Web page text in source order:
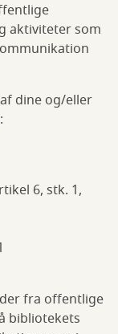
aktiviteter som
dine og/eller
6, stk. 1,
fra offentlige
bibliotekets